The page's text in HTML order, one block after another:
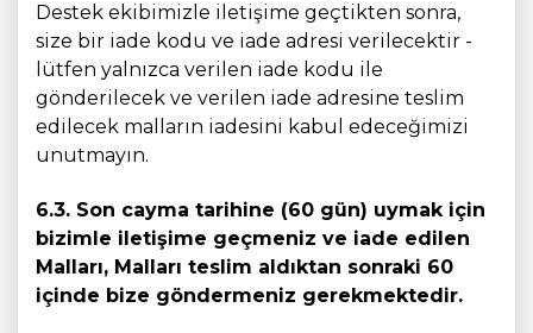
Destek ekibimizle iletişime geçtikten sonra,
size bir iade kodu ve iade adresi verilecektir -
lütfen yalnızca verilen iade kodu ile
gönderilecek ve verilen iade adresine teslim
edilecek malların iadesini kabul edeceğimizi
unutmayın.
6.3. Son cayma tarihine (60 gün) uymak için
bizimle iletişime geçmeniz ve iade edilen
Malları, Malları teslim aldıktan sonraki 60
içinde bize göndermeniz gerekmektedir.